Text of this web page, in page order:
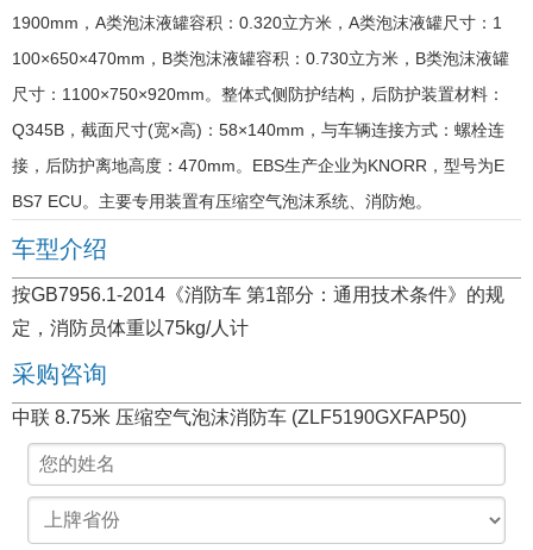
1900mm，A类泡沫液罐容积：0.320立方米，A类泡沫液罐尺寸：1
100×650×470mm，B类泡沫液罐容积：0.730立方米，B类泡沫液罐
尺寸：1100×750×920mm。整体式侧防护结构，后防护装置材料：
Q345B，截面尺寸(宽×高)：58×140mm，与车辆连接方式：螺栓连
接，后防护离地高度：470mm。EBS生产企业为KNORR，型号为E
BS7 ECU。主要专用装置有压缩空气泡沫系统、消防炮。
车型介绍
按GB7956.1-2014《消防车 第1部分：通用技术条件》的规
定，消防员体重以75kg/人计
采购咨询
中联 8.75米 压缩空气泡沫消防车 (ZLF5190GXFAP50)